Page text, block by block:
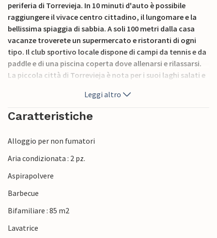
periferia di Torrevieja. In 10 minuti d'auto è possibile
raggiungere il vivace centro cittadino, il lungomare e la
bellissima spiaggia di sabbia. A soli 100 metri dalla casa
vacanze troverete un supermercato e ristoranti di ogni
tipo. Il club sportivo locale dispone di campi da tennis e da
paddle e di una piscina coperta dove allenarsi e rilassarsi.
La piccola città di Torrevieja è nota per i suoi laghi salati e
vacanza ideale per grandi e piccini. Non lontano si trova il
più grande centro commerciale della Spagna, Zenia
Boulevard, con ottimi negozi, bar, ristoranti e ogni tipo di
Leggi altro
Caratteristiche
Alloggio per non fumatori
Aria condizionata : 2 pz.
Aspirapolvere
Barbecue
Bifamiliare : 85 m2
Lavatrice